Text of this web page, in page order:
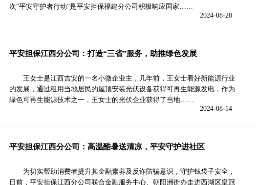
次“平安守护者行动”是平安担保福建分公司积极响应国家……
2024-08-28
平安担保江西分公司：打造“三省”服务，助推绿色发展
王女士是江西吉安的一名小微企业主，几年前，王女士看好新能源行业
的发展，通过租用当地居民的屋顶安装光伏设备获得可再生能源发电，作为
绿色可再生能源技术之一，王女士的光伏企业获得了当地……
2024-08-14
平安担保江西分公司：高温酷暑送清凉，平安守护进社区
为切实帮助消费者提升其金融素养及反诈防骗意识，守护钱袋子安全，
日前，平安担保江西分公司联合金融服务中心、朝阳洲街办走进西湖区皇冠